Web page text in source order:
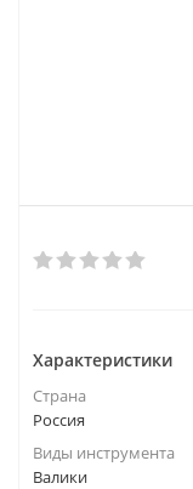
Характеристики
Страна
Россия
Виды инструмента
Валики